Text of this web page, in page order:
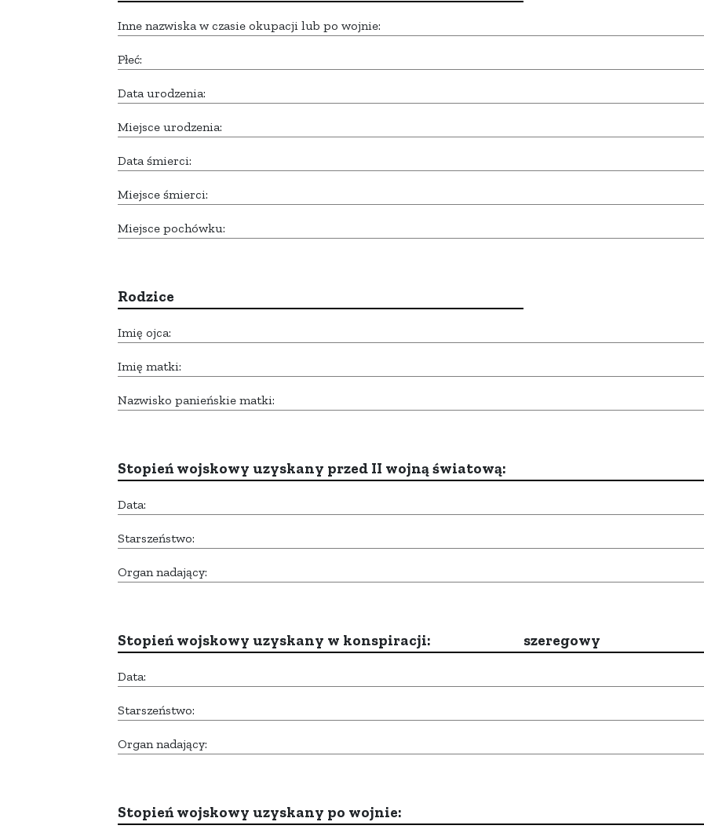
Inne nazwiska w czasie okupacji lub po wojnie:
Płeć:
Data urodzenia:
Miejsce urodzenia:
Data śmierci:
Miejsce śmierci:
Miejsce pochówku:
Rodzice
Imię ojca:
Imię matki:
Nazwisko panieńskie matki:
Stopień wojskowy uzyskany przed II wojną światową:
Data:
Starszeństwo:
Organ nadający:
Stopień wojskowy uzyskany w konspiracji: szeregowy
Data:
Starszeństwo:
Organ nadający:
Stopień wojskowy uzyskany po wojnie: